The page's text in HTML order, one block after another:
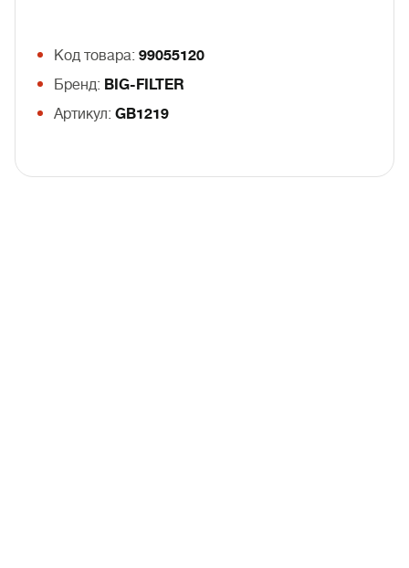
Код товара: 99055120
Бренд: BIG-FILTER
Артикул: GB1219